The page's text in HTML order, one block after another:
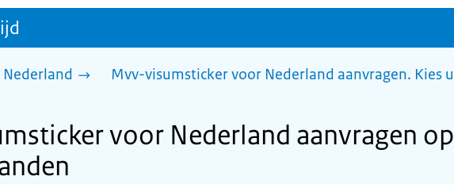
Mvv-visumsticker voor Nederland aanvragen. Kies
voor Nederland aanvragen